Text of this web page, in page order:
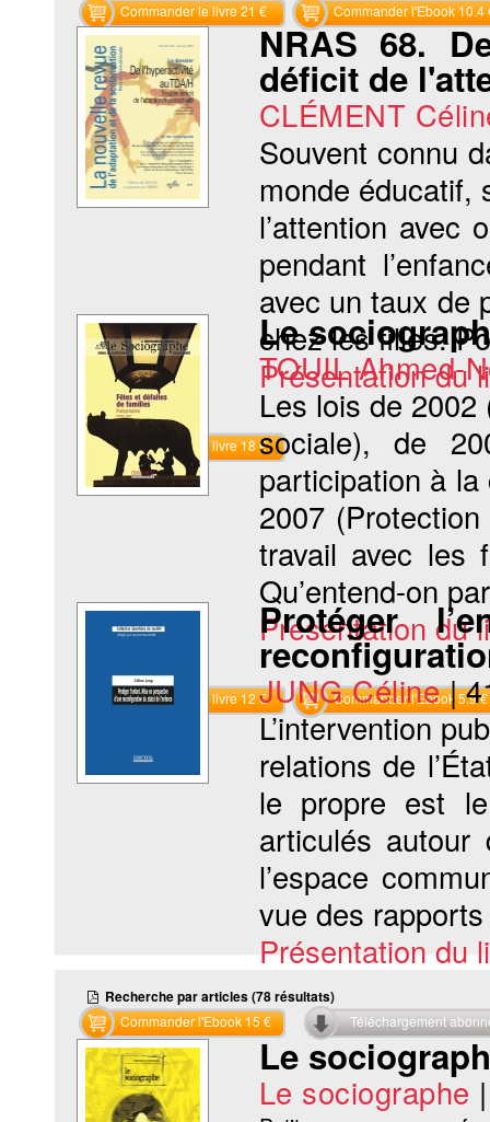
Commander le livre 21 € Commander l'Ebook 10.4
NRAS 68.
déficit de
CLÉMENT
Souvent connu
monde éducatif,
l’attention avec
pendant
avec un taux de
chez les filles.
Présentation du
Commander le livre 18 €
Le
TOUIL Ahmed-
Les lois de
sociale), de
participation à
2007
travail avec les
Qu’entend-on
Présentation du
Commander le livre 12 € Commander l'Ebook 5.9 €
Protéger
JUNG Céline |
L’intervention
relations de
le propre est
articulés
l’espace
vue des
Présentation du
Commander l'Ebook 15 € Téléchargement
Recherche par articles (78 résultats)
Le
Le sociographe